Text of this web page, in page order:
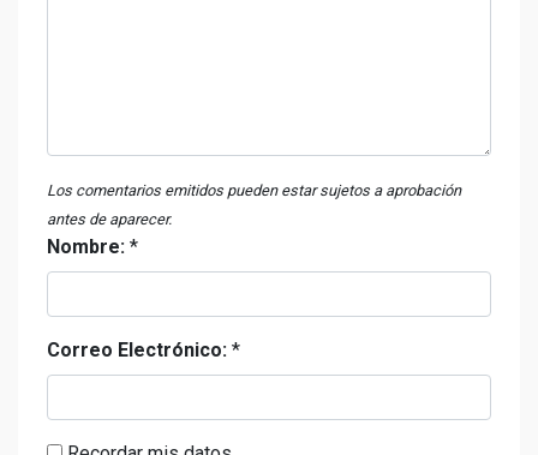
Los comentarios emitidos pueden estar sujetos a aprobación
antes de aparecer.
Nombre: *
Correo Electrónico: *